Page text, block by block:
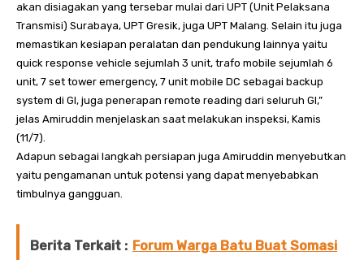
akan disiagakan yang tersebar mulai dari UPT (Unit Pelaksana
Transmisi) Surabaya, UPT Gresik, juga UPT Malang. Selain itu juga
memastikan kesiapan peralatan dan pendukung lainnya yaitu
quick response vehicle sejumlah 3 unit, trafo mobile sejumlah 6
unit, 7 set tower emergency, 7 unit mobile DC sebagai backup
system di GI, juga penerapan remote reading dari seluruh GI,”
jelas Amiruddin menjelaskan saat melakukan inspeksi, Kamis
(11/7).
Adapun sebagai langkah persiapan juga Amiruddin menyebutkan
yaitu pengamanan untuk potensi yang dapat menyebabkan
timbulnya gangguan.
Berita Terkait : Forum Warga Batu Buat Somasi